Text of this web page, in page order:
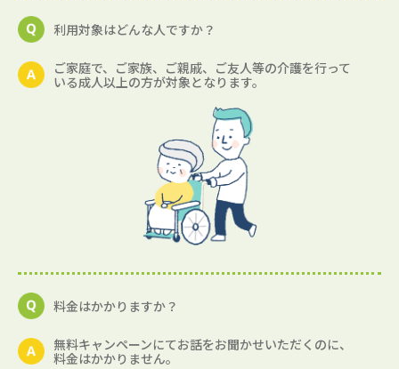
利用対象はどんな人ですか？
ご家庭で、ご家族、ご親戚、ご友人等の介護を行って
いる成人以上の方が対象となります。
料金はかかりますか？
無料キャンペーンにてお話をお聞かせいただくのに、
料金はかかりません。